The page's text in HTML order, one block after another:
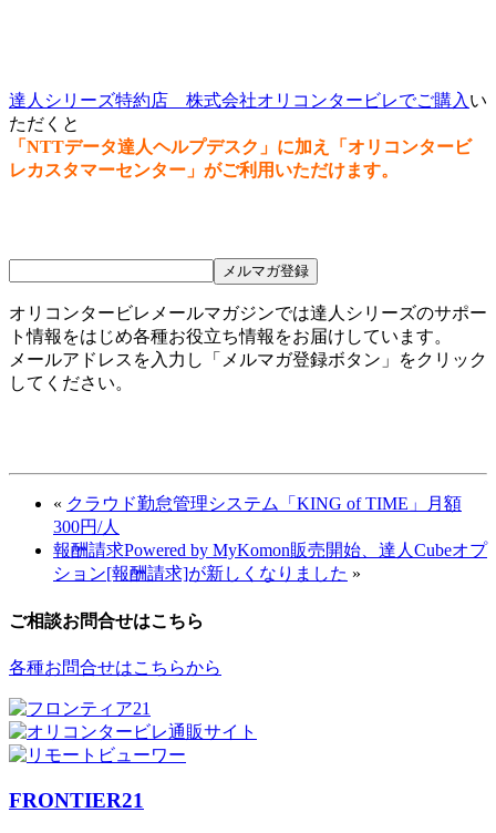
達人シリーズ特約店 株式会社オリコンタービレでご購入 い
ただくと
「NTTデータ達人ヘルプデスク」に加え「オリコンタービ
レカスタマーセンター」がご利用いただけます。
オリコンタービレメールマガジンでは達人シリーズのサポー
ト情報をはじめ各種お役立ち情報をお届けしています。
メールアドレスを入力し「メルマガ登録ボタン」をクリック
してください。
« クラウド勤怠管理システム「KING of TIME」月額
300円/人
報酬請求Powered by MyKomon販売開始、達人Cubeオプ
ション[報酬請求]が新しくなりました »
ご相談お問合せはこちら
各種お問合せはこちらから
FRONTIER21